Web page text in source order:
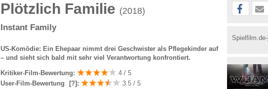
Plötzlich Familie (2018)
Instant Family
US-Komödie: Ein Ehepaar nimmt drei Geschwister als Pflegekinder auf
– und sieht sich bald mit sehr viel Verantwortung konfrontiert.
Kritiker-Film-Bewertung:
4 / 5
User-Film-Bewertung
[?] : 3.5 / 5
Spielfilm.de-